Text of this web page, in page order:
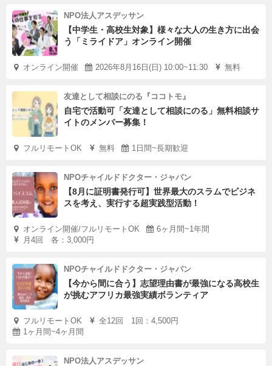
NPO法人アスデッサン
【中学生・高校生対象】様々な大人の生き方に出会
う「ミライドア」オンライン開催
オンライン開催 2026年8月16日(日) 10:00~11:30 無料
友達として相談にのる『ココトモ』
自宅で活動可「友達として相談にのる」無料相談サ
イトのメンバー募集！
フルリモートOK 無料 1日間~長期歓迎
NPOチャイルドドクター・ジャパン
【8月に証明書発行可】世界最大のスラムでビジネ
スを考え、実行する超実践型活動！
オンライン開催/フルリモートOK
6ヶ月間~1年間
月4回 各：3,000円
NPOチャイルドドクター・ジャパン
【今から間に合う】志望理由書が最強になる高校生
が挑むアフリカ最強実績ボランティア
フルリモートOK
全12回 1回：4,500円
1ヶ月間~4ヶ月間
NPO法人アスデッサン